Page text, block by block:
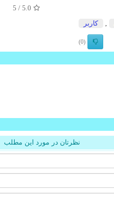
5.0
/ 5
كاربر
(0)
نظرتان در مورد این مطلب